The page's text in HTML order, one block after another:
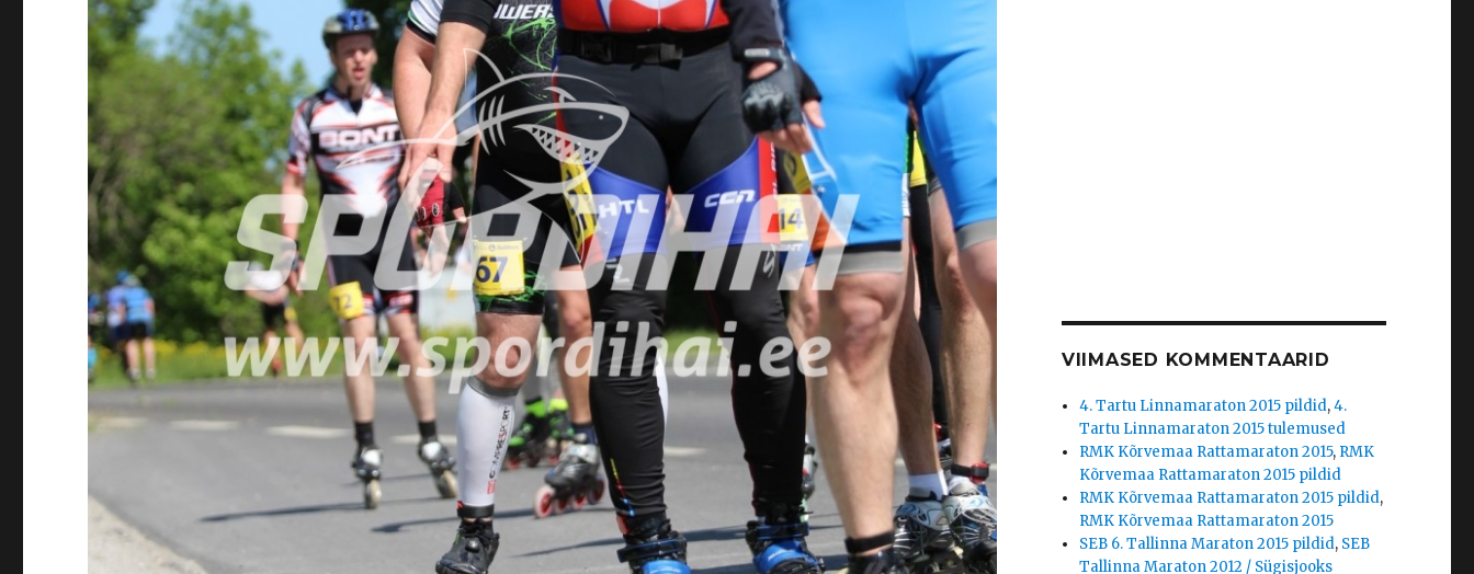
VIIMASED KOMMENTAARID
4. Tartu Linnamaraton 2015 pildid,4.
Tartu Linnamaraton 2015 tulemused
RMK Kõrvemaa Rattamaraton 2015, RMK
Kõrvemaa Rattamaraton 2015 pildid
RMK Kõrvemaa Rattamaraton 2015 pildid,
RMK Kõrvemaa Rattamaraton 2015
SEB 6. Tallinna Maraton 2015 pildid, SEB
Tallinna Maraton 2012 / Sügisjooks